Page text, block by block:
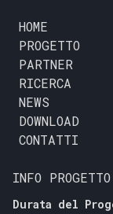
HOME
PROGETTO
PARTNER
RICERCA
NEWS
DOWNLOAD
CONTATTI
INFO PROGETTO
Durata del